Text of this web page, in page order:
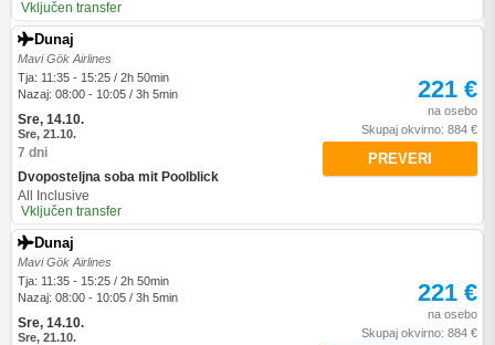
Vključen transfer
Dunaj
Mavi Gök Airlines
Tja: 11:35 - 15:25 / 2h 50min
Nazaj: 08:00 - 10:05 / 3h 5min
Sre, 14.10.
Sre, 21.10.
7 dni
Dvoposteljna soba mit Poolblick
All Inclusive
Vključen transfer
221 €
na osebo
Skupaj okvirno: 884 €
PREVERI
Dunaj
Mavi Gök Airlines
Tja: 11:35 - 15:25 / 2h 50min
Nazaj: 08:00 - 10:05 / 3h 5min
Sre, 14.10.
Sre, 21.10.
221 €
na osebo
Skupaj okvirno: 884 €